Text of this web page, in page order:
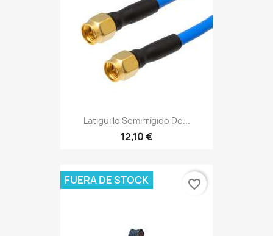
Latiguillo Semirrígido De...
12,10 €
FUERA DE STOCK favorite_border